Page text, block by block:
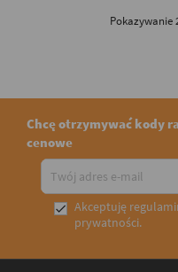
Pokazywanie
Chcę otrzymywać kody
cenowe
 Akceptuję
prywatności.